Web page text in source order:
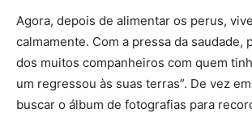
Agora, depois de alimentar os perus,
calmamente. Com a pressa da saudade,
dos muitos companheiros com quem
um regressou às suas terras”. De vez
buscar o álbum de fotografias para